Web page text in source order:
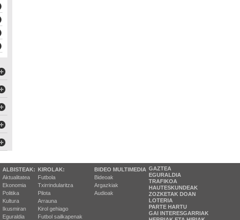
ALBISTEAK:
Aktualitatea
Ekonomia
Politika
Kultura
Ikusmiran
Eguraldia
KIROLAK:
Futbola
Txirrindularitza
Pilota
Arrauna
Kirol gehiago
Futbol sailkapenak
BIDEO MULTIMEDIA
Bideoak
Argazkiak
Audioak
GAZTEA
EGURALDIA
TRAFIKOA
HAUTESKUNDEAK
ZOZKETAK DOAN
LOTERIA
PARTE HARTU
GAI INTERESGARRIAK